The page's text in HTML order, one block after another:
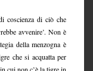
coscienza di ciò che
avvenire’. Non è
della menzogna è
che si acquatta per
cui non c’è la tigre in